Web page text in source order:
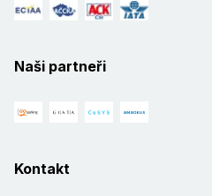
Naši partneři
Kontakt